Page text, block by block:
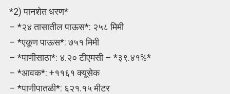
*2) पानशेत धरण*
– *२४ तासातील पाऊस*: २५८ मिमी
– *एकूण पाऊस*: ७५१ मिमी
– *पाणीसाठा*: ४.२० टीएमसी – *३९.४१%*
– *आवक*: +११६१ क्यूसेक
– *पाणीपातळी*: ६२१.१५ मीटर